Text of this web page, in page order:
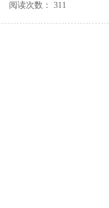
读次数： 311